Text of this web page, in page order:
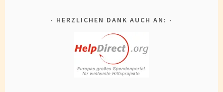
HERZLICHEN DANK AUCH AN: